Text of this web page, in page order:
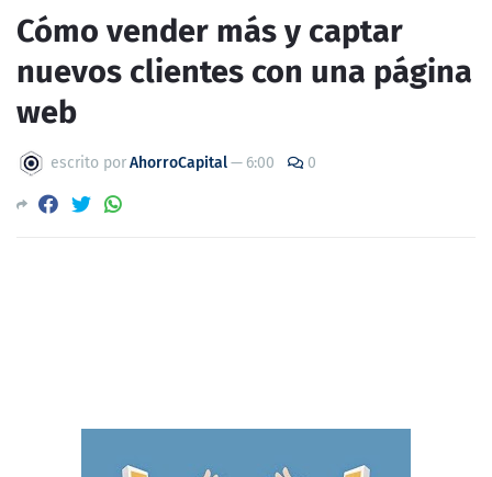
Cómo vender más y captar
nuevos clientes con una página
web
escrito porAhorroCapital— 6:00 0